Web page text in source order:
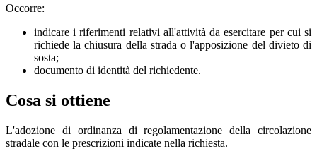
Occorre:
indicare i riferimenti relativi all'attività da esercitare per cui si
richiede la chiusura della strada o l'apposizione del divieto di
sosta;
documento di identità del richiedente.
Cosa si ottiene
L'adozione di ordinanza di regolamentazione della circolazione
stradale con le prescrizioni indicate nella richiesta.